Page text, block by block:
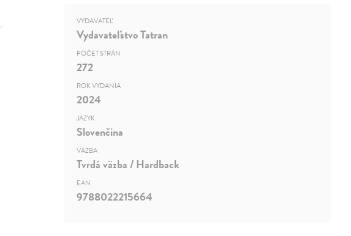
VYDAVATEĽ
Vydavateľstvo Tatran
POČET STRÁN
272
ROK VYDANIA
2024
JAZYK
Slovenčina
VÄZBA
Tvrdá väzba / Hardback
EAN
9788022215664